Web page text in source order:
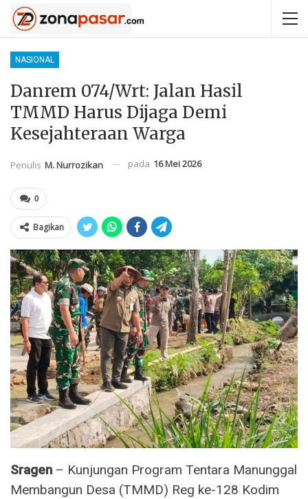
NASIONAL
Danrem 074/Wrt: Jalan Hasil
TMMD Harus Dijaga Demi
Kesejahteraan Warga
Penulis M. Nurrozikan pada 16 Mei 2026
0
Bagikan
Sragen – Kunjungan Program Tentara Manunggal
Membangun Desa (TMMD) Reg ke-128 Kodim